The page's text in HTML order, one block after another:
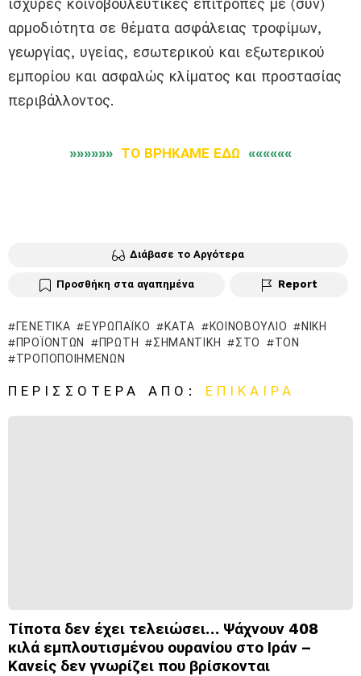
ισχυρές κοινοβουλευτικές επιτροπές με (συν)
αρμοδιότητα σε θέματα ασφάλειας τροφίμων,
γεωργίας, υγείας, εσωτερικού και εξωτερικού
εμπορίου και ασφαλώς κλίματος και προστασίας
περιβάλλοντος.
»»»»»» ΤΟ ΒΡΗΚΑΜΕ ΕΔΩ ««««««
Διάβασε το Αργότερα
Προσθήκη στα αγαπημένα Report
ΓΕΝΕΤΙΚΆ ΕΥΡΩΠΑΪΚΌ ΚΑΤΆ ΚΟΙΝΟΒΟΎΛΙΟ
ΝΊΚΗ
ΠΡΟΪΌΝΤΩΝ
ΠΡΏΤΗ ΣΗΜΑΝΤΙΚΉ ΣΤΟ
ΤΟΝ
ΤΡΟΠΟΠΟΙΗΜΈΝΩΝ
ΠΕΡΙΣΣΌΤΕΡΑ ΑΠΌ: ΕΠΊΚΑΙΡΑ
Τίποτα δεν έχει τελειώσει… Ψάχνουν 408
κιλά εμπλουτισμένου ουρανίου στο Ιράν –
Κανείς δεν γνωρίζει που βρίσκονται